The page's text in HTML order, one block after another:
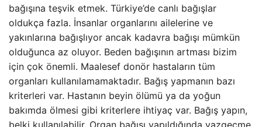
bağışına teşvik etmek. Türkiye’de canlı bağışlar
oldukça fazla. İnsanlar organlarını ailelerine ve
yakınlarına bağışlıyor ancak kadavra bağışı mümkün
olduğunca az oluyor. Beden bağışının artması bizim
için çok önemli. Maalesef donör hastaların tüm
organları kullanılamamaktadır. Bağış yapmanın bazı
kriterleri var. Hastanın beyin ölümü ya da yoğun
bakımda ölmesi gibi kriterlere ihtiyaç var. Bağış yapın,
belki kullanılabilir. Organ bağışı yapıldığında vazgeçme